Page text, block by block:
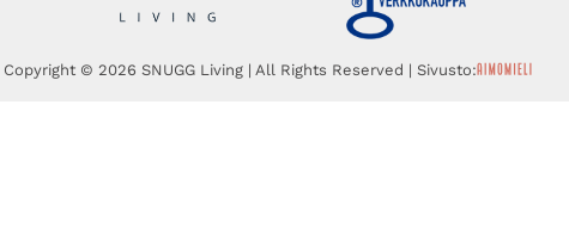
Copyright © 2026 SNUGG Living | All Rights Reserved | Sivusto: